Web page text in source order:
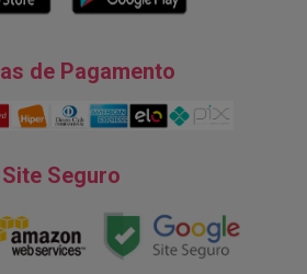
de Pagamento
Site Seguro